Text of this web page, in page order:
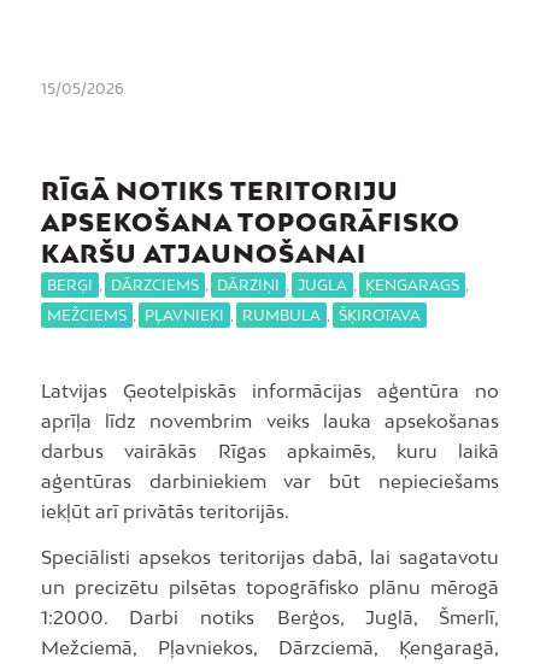
15/05/2026
RĪGĀ NOTIKS TERITORIJU
APSEKOŠANA TOPOGRĀFISKO
KARŠU ATJAUNOŠANAI
BERĢI , DĀRZCIEMS , DĀRZIŅI , JUGLA , ĶENGARAGS ,
MEŽCIEMS , PĻAVNIEKI , RUMBULA , ŠĶIROTAVA
Latvijas Ģeotelpiskās informācijas aģentūra no
aprīļa līdz novembrim veiks lauka apsekošanas
darbus vairākās Rīgas apkaimēs, kuru laikā
aģentūras darbiniekiem var būt nepieciešams
iekļūt arī privātās teritorijās.
Speciālisti apsekos teritorijas dabā, lai sagatavotu
un precizētu pilsētas topogrāfisko plānu mērogā
1:2000. Darbi notiks Berģos, Juglā, Šmerlī,
Mežciemā, Pļavniekos, Dārzciemā, Ķengaragā,